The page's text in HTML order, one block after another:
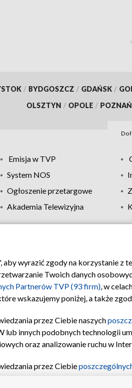
/ BYDGOSZCZ / GDAŃSK /
OLSZTYN / OPOLE / POZNAŃ
Emisja w TVP
System NOS
Ogłoszenie przetargowe
Akademia Telewizyjna
TVP Polityka prywatności
wyrazić zgody na korzystanie z
Twoich danych
Partnerów TVP (93 firm), w
wskazujemy poniżej, a także
przez Ciebie naszych
innych podobnych technologii
oraz analizowanie ruchu w
przez Ciebie